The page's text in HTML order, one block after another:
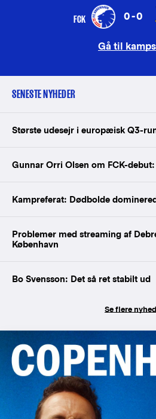
FCK 0-0
Gå til
SENESTE NYHEDER
Største udesejr i europæisk Q3-
Gunnar Orri Olsen om FCK-
Kampreferat: Dødbolde
Problemer med streaming af
København
Bo Svensson: Det så ret stabilt ud
Se flere